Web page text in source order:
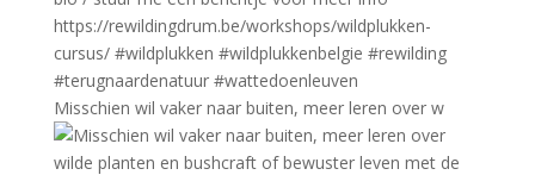
Misschien wil vaker naar buiten, meer leren over w